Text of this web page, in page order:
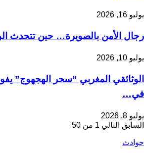
يوليو 16, 2026
رجال الأمن بالصويرة… حين تتحدث
يوليو 10, 2026
الوثائقي المغربي “سحر الهجهوج”
في…
يوليو 8, 2026
السابق التالي 1 من 50
حوادث